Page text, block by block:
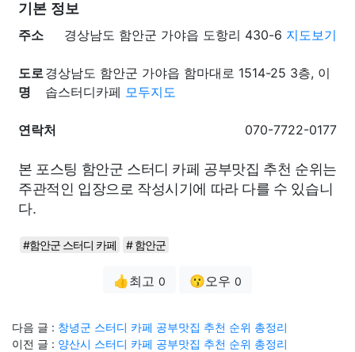
기본 정보
주소
경상남도 함안군 가야읍 도항리 430-6 지도보기
도로
명
경상남도 함안군 가야읍 함마대로 1514-25 3층, 이
솝스터디카페 모두지도
연락처 070-7722-0177
본 포스팅 함안군 스터디 카페 공부맛집 추천 순위는
주관적인 입장으로 작성시기에 따라 다를 수 있습니
다.
#함안군 스터디 카페 # 함안군
👍최고 0 😗오우 0
다음 글 : 창녕군 스터디 카페 공부맛집 추천 순위 총정리
이전 글 : 양산시 스터디 카페 공부맛집 추천 순위 총정리